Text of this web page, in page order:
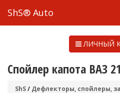
ShS® Auto
ЛИЧНЫЙ
Спойлер капота ВАЗ
ShS/ Дефлекторы, спойлеры,